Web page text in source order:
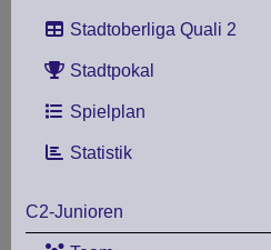
Stadtoberliga Quali 2
Stadtpokal
Spielplan
Statistik
C2-Junioren